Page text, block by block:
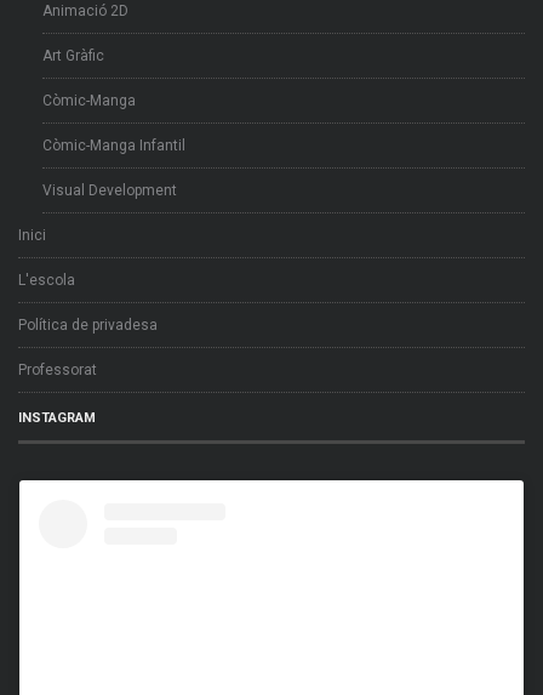
Animació 2D
Art Gràfic
Còmic-Manga
Còmic-Manga Infantil
Visual Development
Inici
L'escola
Política de privadesa
Professorat
INSTAGRAM